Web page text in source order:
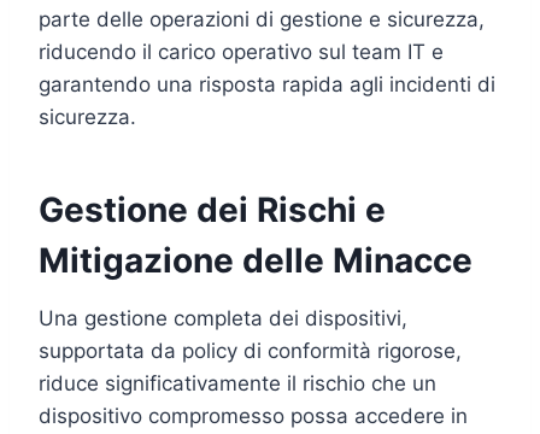
parte delle operazioni di gestione e sicurezza,
riducendo il carico operativo sul team IT e
garantendo una risposta rapida agli incidenti di
sicurezza.
Gestione dei Rischi e
Mitigazione delle Minacce
Una gestione completa dei dispositivi,
supportata da policy di conformità rigorose,
riduce significativamente il rischio che un
dispositivo compromesso possa accedere in